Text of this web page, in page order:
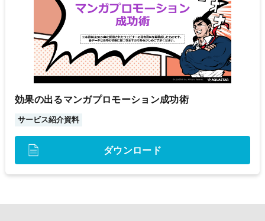
効果の出るマンガプロモーション成功術
サービス紹介資料
ダウンロード